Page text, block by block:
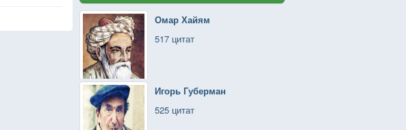
Омар Хайям
517 цитат
Игорь Губерман
525 цитат